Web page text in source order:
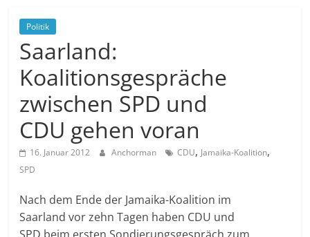
Politik
Saarland:
Koalitionsgespräche
zwischen SPD und
CDU gehen voran
16. Januar 2012 Anchorman CDU, Jamaika-Koalition,
SPD
Nach dem Ende der Jamaika-Koalition im
Saarland vor zehn Tagen haben CDU und